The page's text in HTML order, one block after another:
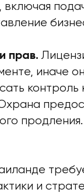
включая
прав.
иначе
контроль
и